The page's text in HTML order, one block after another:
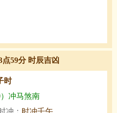
点59分 时辰吉凶
时
）冲马煞南
冲： 时冲壬午